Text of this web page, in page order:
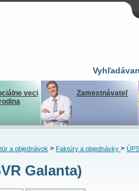
veci
Zamestnávateľ
a objednávok> Faktúry a objednávky >
Galanta)